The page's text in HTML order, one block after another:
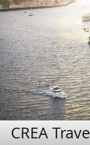
CREA